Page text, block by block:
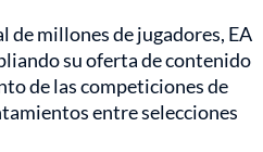
de millones de jugadores, EA
su oferta de contenido
de las competiciones de
entre selecciones